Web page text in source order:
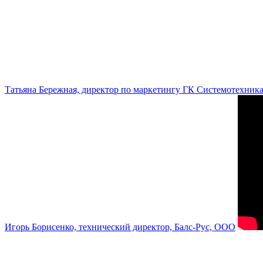
Татьяна Бережная, директор по маркетингу ГК Системотехника
Игорь Борисенко, технический директор, Балс-Рус, ООО